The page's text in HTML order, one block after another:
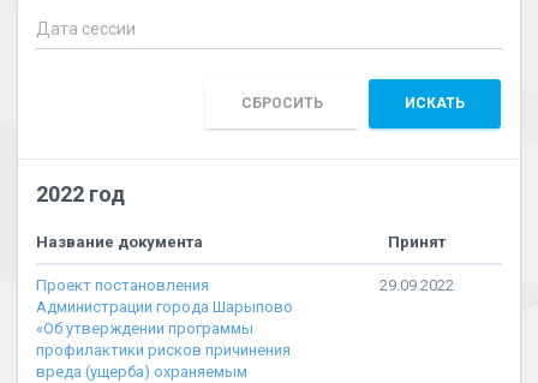
СБРОСИТЬ ИСКАТЬ
2022 год
Название документа Принят
Проект постановления
Администрации города Шарыпово
«Об утверждении программы
профилактики рисков причинения
вреда (ущерба) охраняемым
29.09.2022